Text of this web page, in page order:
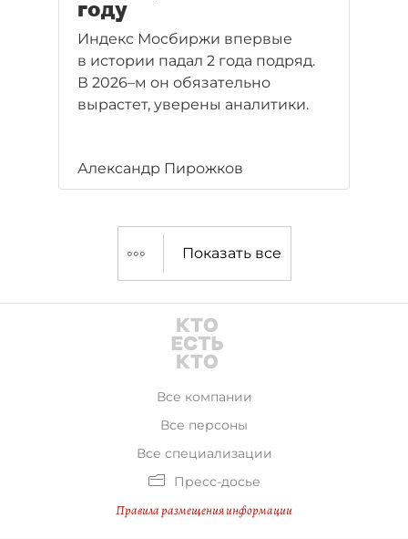
году
Индекс Мосбиржи впервые
в истории падал 2 года подряд.
В 2026–м он обязательно
вырастет, уверены аналитики.
Александр Пирожков
Показать все
Все компании
Все персоны
Все специализации
Пресс-досье
Правила размещения информации